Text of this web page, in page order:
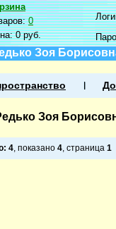
0
0 руб.
Зоя
Зоя
4, показано 4, страница 1